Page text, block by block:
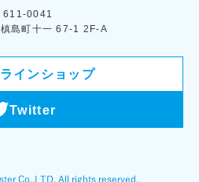
611-0041
島町十一 67-1 2F-A
インショップ
Twitter